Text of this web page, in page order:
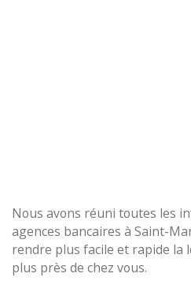
Nous avons réuni toutes les
agences bancaires à Saint-
rendre plus facile et rapide la
plus près de chez vous.